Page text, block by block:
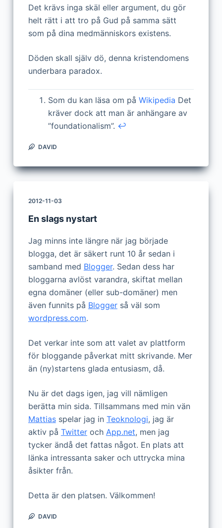
Det krävs inga skäl eller argument, du gör
helt rätt i att tro på Gud på samma sätt
som på dina medmänniskors existens.
Döden skall själv dö, denna kristendomens
underbara paradox.
Som du kan läsa om på Wikipedia Det
kräver dock att man är anhängare av
”foundationalism”. ↩
DAVID
2012-11-03
En slags nystart
Jag minns inte längre när jag började
blogga, det är säkert runt 10 år sedan i
samband med Blogger. Sedan dess har
bloggarna avlöst varandra, skiftat mellan
egna domäner (eller sub-domäner) men
även funnits på Bloggerså väl som
wordpress.com.
Det verkar inte som att valet av plattform
för bloggande påverkat mitt skrivande. Mer
än (ny)startens glada entusiasm, då.
Nu är det dags igen, jag vill nämligen
berätta min sida. Tillsammans med min vän
Mattiasspelar jag in Teoknologi, jag är
aktiv på Twitteroch App.net, men jag
tycker ändå det fattas något. En plats att
länka intressanta saker och uttrycka mina
åsikter från.
Detta är den platsen. Välkommen!
DAVID